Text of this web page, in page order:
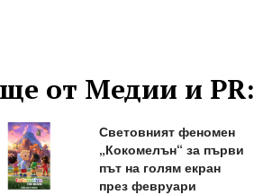
от Медии и PR:
Световният феномен
„Кокомелън“ за първи
път на голям екран
през февруари